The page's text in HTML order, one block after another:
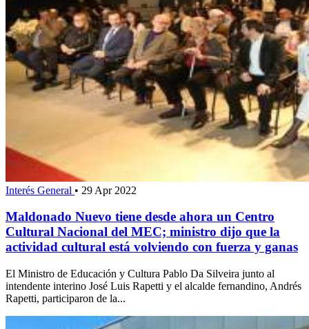
Interés General • 29 Apr 2022
Maldonado Nuevo tiene desde ahora un Centro
Cultural Nacional del MEC; ministro dijo que la
actividad cultural está volviendo con fuerza y ganas
El Ministro de Educación y Cultura Pablo Da Silveira junto al
intendente interino José Luis Rapetti y el alcalde fernandino, Andrés
Rapetti, participaron de la...